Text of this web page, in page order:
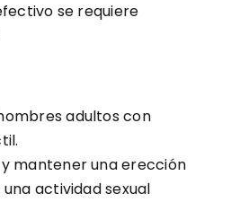
se requiere
adultos con
mantener una erección
actividad sexual